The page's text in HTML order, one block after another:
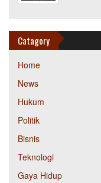
Catagory
Home
News
Hukum
Politik
Bisnis
Teknologi
Gaya Hidup